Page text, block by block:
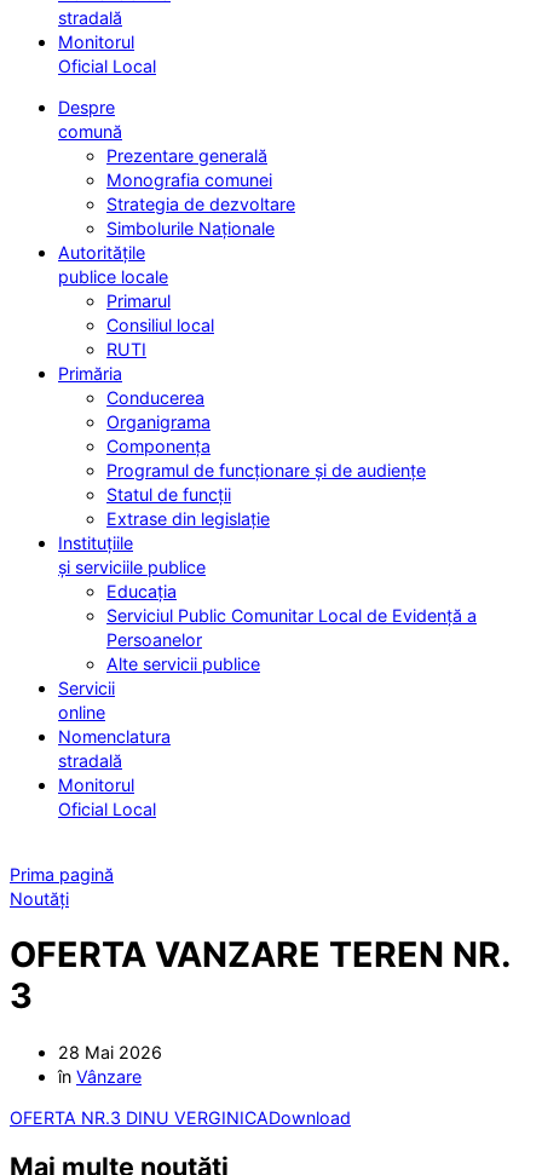
stradală
Monitorul
Oficial Local
Despre
comună
Prezentare generală
Monografia comunei
Strategia de dezvoltare
Simbolurile Naționale
Autoritățile
publice locale
Primarul
Consiliul local
RUTI
Primăria
Conducerea
Organigrama
Componența
Programul de funcționare și de audiențe
Statul de funcții
Extrase din legislație
Instituțiile
și serviciile publice
Educația
Serviciul Public Comunitar Local de Evidență a
Persoanelor
Alte servicii publice
Servicii
online
Nomenclatura
stradală
Monitorul
Oficial Local
Prima pagină
Noutăți
OFERTA VANZARE TEREN NR.
3
28 Mai 2026
în Vânzare
OFERTA NR.3 DINU VERGINICADownload
Mai multe noutăți